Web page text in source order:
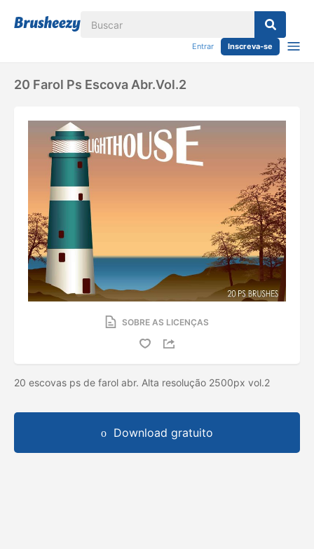
Entrar Inscreva-se
20 Farol Ps Escova Abr.vol.2
SOBRE AS LICENÇAS
20 escovas ps de farol abr. Alta resolução 2500px vol.2
Download gratuito